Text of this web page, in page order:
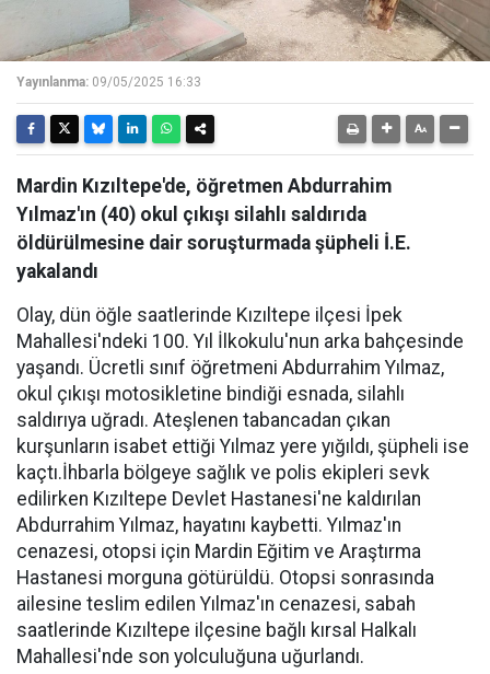
Yayınlanma: 09/05/2025 16:33
Mardin Kızıltepe'de, öğretmen Abdurrahim
Yılmaz'ın (40) okul çıkışı silahlı saldırıda
öldürülmesine dair soruşturmada şüpheli İ.E.
yakalandı
Olay, dün öğle saatlerinde Kızıltepe ilçesi İpek
Mahallesi'ndeki 100. Yıl İlkokulu'nun arka bahçesinde
yaşandı. Ücretli sınıf öğretmeni Abdurrahim Yılmaz,
okul çıkışı motosikletine bindiği esnada, silahlı
saldırıya uğradı. Ateşlenen tabancadan çıkan
kurşunların isabet ettiği Yılmaz yere yığıldı, şüpheli ise
kaçtı.İhbarla bölgeye sağlık ve polis ekipleri sevk
edilirken Kızıltepe Devlet Hastanesi'ne kaldırılan
Abdurrahim Yılmaz, hayatını kaybetti. Yılmaz'ın
cenazesi, otopsi için Mardin Eğitim ve Araştırma
Hastanesi morguna götürüldü. Otopsi sonrasında
ailesine teslim edilen Yılmaz'ın cenazesi, sabah
saatlerinde Kızıltepe ilçesine bağlı kırsal Halkalı
Mahallesi'nde son yolculuğuna uğurlandı.